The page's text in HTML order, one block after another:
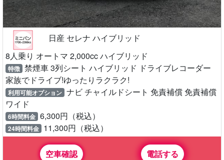
日産 セレナ ハイブリッド
8人乗り オートマ 2,000cc ハイブリッド
特徴 禁煙車 3列シート ハイブリッド ドライブレコーダー
家族でドライブ!ゆったりラクラク!
利用可能オプション ナビ チャイルドシート 免責補償 免責補償
ワイド
6時間料金 6,300円（税込）
24時間料金 11,300円（税込）
空車確認 電話する